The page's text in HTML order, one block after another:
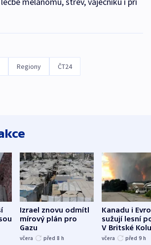
Regiony ČT24
Izrael znovu odmítl
mírový plán pro
Gazu
včera před 8 h
Kanadu i
sužují lesní
V Britské
evakuovali
včera před 9 h